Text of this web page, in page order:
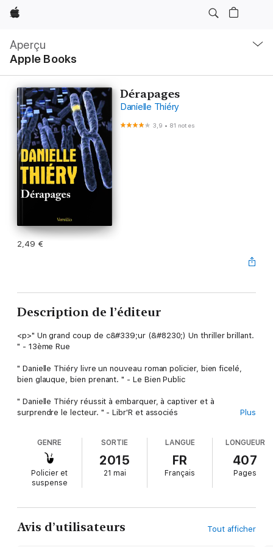
Apple
Aperçu
Apple Books
locale
Ouvrir
menu
Dérapages
Danielle Thiéry
3,9 • 81 notes
2,49 €
Description de l’éditeur
<p>" Un grand coup de c&#339;ur (&#8230;) Un thriller brillant.
" - 13ème Rue
" Danielle Thiéry livre un nouveau roman policier, bien ficelé,
bien glauque, bien prenant. " - Le Bien Public
" Danielle Thiéry réussit à embarquer, à captiver et à
surprendre le lecteur. " - Libr'R et associés
Missneferlecture.com
" Une intensité qui nous tient en haleine jusqu'au bout. " Le-
club-des-incorrigibles-lecteurs.com
comme on n'en voit peu ! " - Fais-moi-peur.fr
Plus
GENRE
Policier et
suspense
SORTIE
2015
21 mai
LANGUE
FR
Français
LONGUEUR
407
Pages
Avis d’utilisateurs Tout afficher